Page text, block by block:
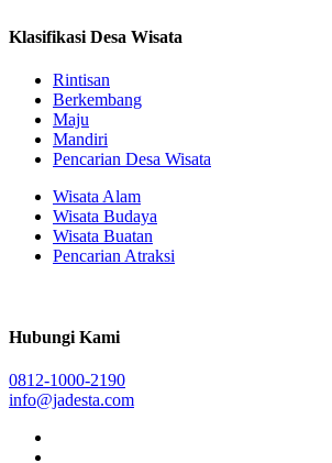
Klasifikasi Desa Wisata
Rintisan
Berkembang
Maju
Mandiri
Pencarian Desa Wisata
Wisata Alam
Wisata Budaya
Wisata Buatan
Pencarian Atraksi
Hubungi Kami
0812-1000-2190
info@jadesta.com